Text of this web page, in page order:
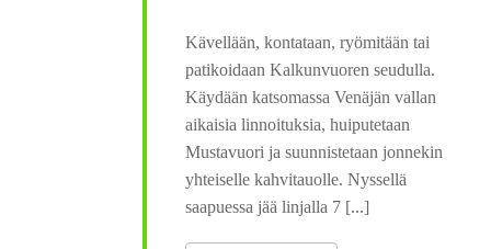
Kävellään, kontataan, ryömitään tai
patikoidaan Kalkunvuoren seudulla.
Käydään katsomassa Venäjän vallan
aikaisia linnoituksia, huiputetaan
Mustavuori ja suunnistetaan jonnekin
yhteiselle kahvitauolle. Nyssellä
saapuessa jää linjalla 7 [...]